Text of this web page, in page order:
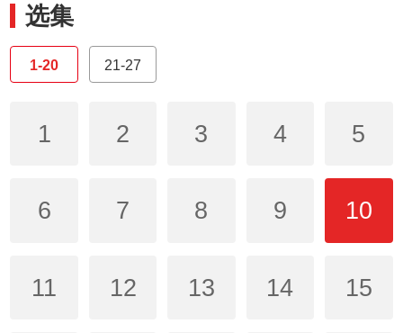
选集
1-20 21-27
1 2 3 4 5
6 7 8 9 10
11 12 13 14 15